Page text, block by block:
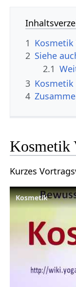
1
2 Siehe
2.1
3
4
Kosmetik